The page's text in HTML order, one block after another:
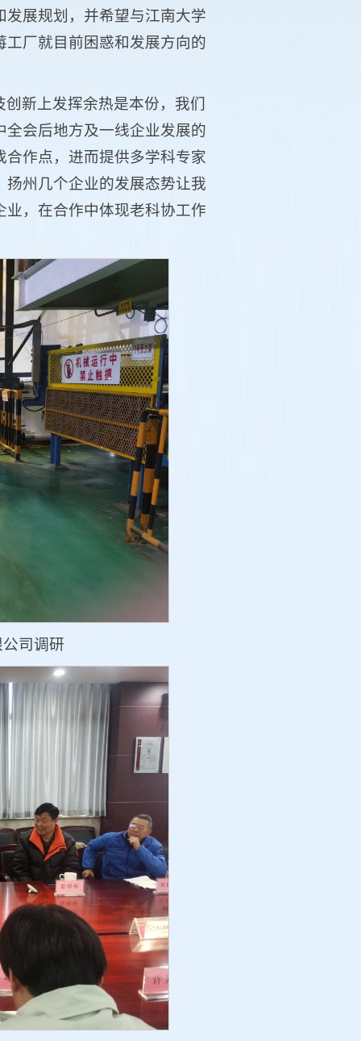
展规划，并希望与江南大学
厂就目前困惑和发展方向的
新上发挥余热是本份，我们
会后地方及一线企业发展的
作点，进而提供多学科专家
州几个企业的发展态势让我
，在合作中体现老科协工作
司调研